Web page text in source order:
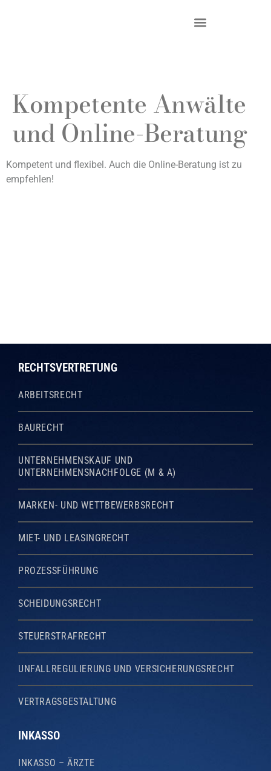
Kompetente Anwälte
und Online-Beratung
Kompetent und flexibel. Auch die Online-Beratung ist zu
empfehlen!
RECHTSVERTRETUNG
ARBEITSRECHT
BAURECHT
UNTERNEHMENSKAUF UND
UNTERNEHMENSNACHFOLGE (M & A)
MARKEN- UND WETTBEWERBSRECHT
MIET- UND LEASINGRECHT
PROZESSFÜHRUNG
SCHEIDUNGSRECHT
STEUERSTRAFRECHT
UNFALLREGULIERUNG UND VERSICHERUNGSRECHT
VERTRAGSGESTALTUNG
INKASSO
INKASSO – ÄRZTE